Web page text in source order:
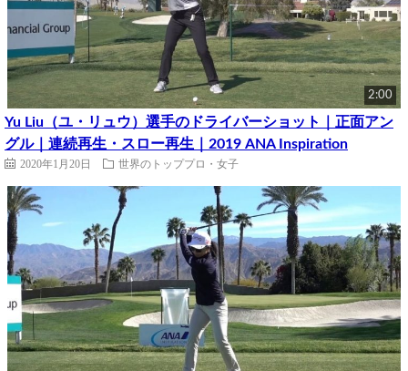
2:00
Yu Liu（ユ・リュウ）選手のドライバーショット｜正面アン
グル｜連続再生・スロー再生｜2019 ANA Inspiration
2020年1月20日 世界のトッププロ・女子